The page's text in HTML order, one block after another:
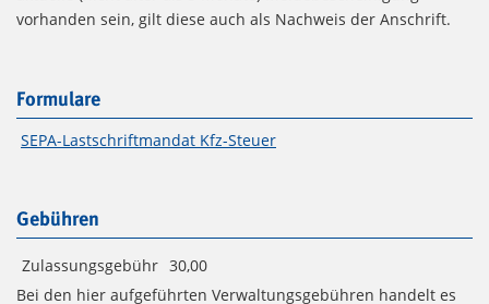
vorhanden sein, gilt diese auch als Nachweis der Anschrift.
Formulare
SEPA-Lastschriftmandat Kfz-Steuer
Gebühren
Zulassungsgebühr 30,00
Bei den hier aufgeführten Verwaltungsgebühren handelt es